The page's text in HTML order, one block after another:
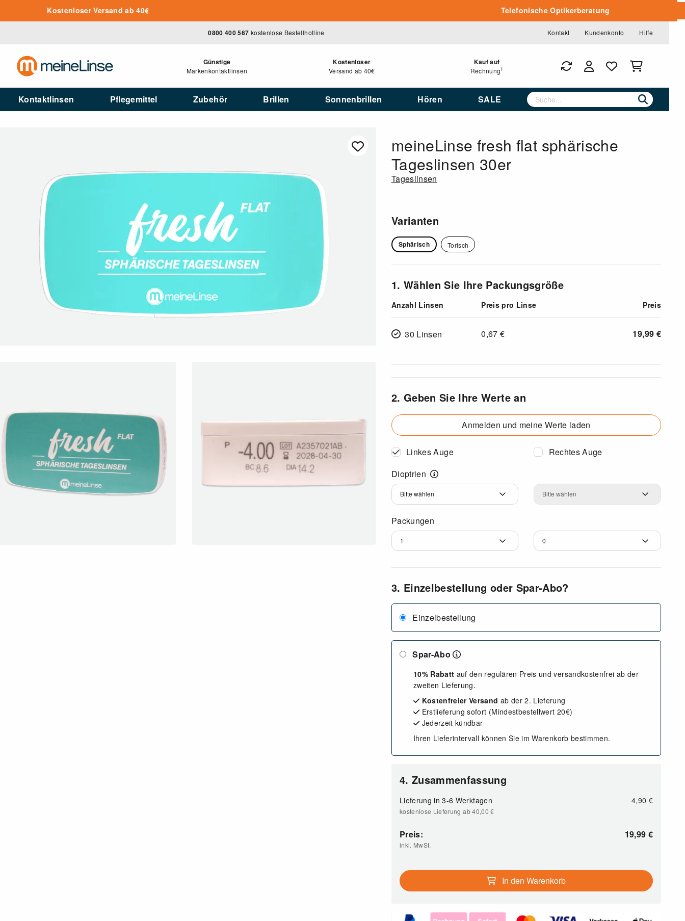
Zum Hauptinhalt springen
Kostenloser Versand ab 40€ Telefonische Optikerberatung
0800 400 567 kostenlose Bestellhotline Kontakt Kundenkonto Hilfe
Günstige
Markenkontaktlinsen
Kostenloser
Versand ab 40€
Kauf auf
Rechnung1
Kontaktlinsen Pflegemittel Zubehör Brillen Sonnenbrillen Hören SALE
meineLinse fresh flat sphärische
Tageslinsen 30er
Tageslinsen
Varianten
Sphärisch Torisch
1. Wählen Sie Ihre Packungsgröße
Anzahl Linsen Preis pro Linse Preis
30 Linsen 0,67 € 19,99 €
2. Geben Sie Ihre Werte an
Anmelden und meine Werte laden
Linkes Auge
Rechtes Auge
Dioptrien
Dioptrien
Dioptrien
Packungen
3. Einzelbestellung oder Spar-Abo?
Einzelbestellung
Spar-Abo
10% Rabatt auf den regulären Preis und versandkostenfrei ab der
zweiten Lieferung.
Kostenfreier Versand ab der 2. Lieferung
Erstlieferung sofort (Mindestbestellwert 20€)
Jederzeit kündbar
Ihren Lieferintervall können Sie im Warenkorb bestimmen.
4. Zusammenfassung
Lieferung in 3-6 Werktagen 4,90 €
kostenlose Lieferung ab 40,00€
Preis:
inkl. MwSt.
19,99 €
In den Warenkorb